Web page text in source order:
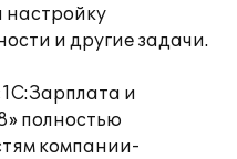
настройку
и другие задачи.
и
полностью
компании-